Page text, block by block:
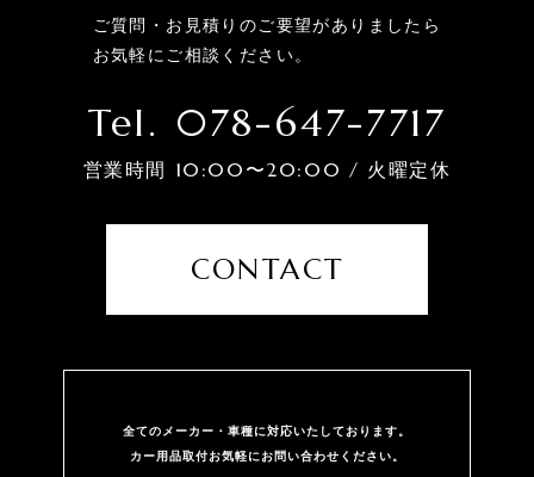
ご質問・お見積りのご要望がありましたら
お気軽にご相談ください。
Tel. 078-647-7717
営業時間 10:00〜20:00 / 火曜定休
CONTACT
全てのメーカー・⾞種に対応いたしております。
カー用品取付お気軽にお問い合わせください。